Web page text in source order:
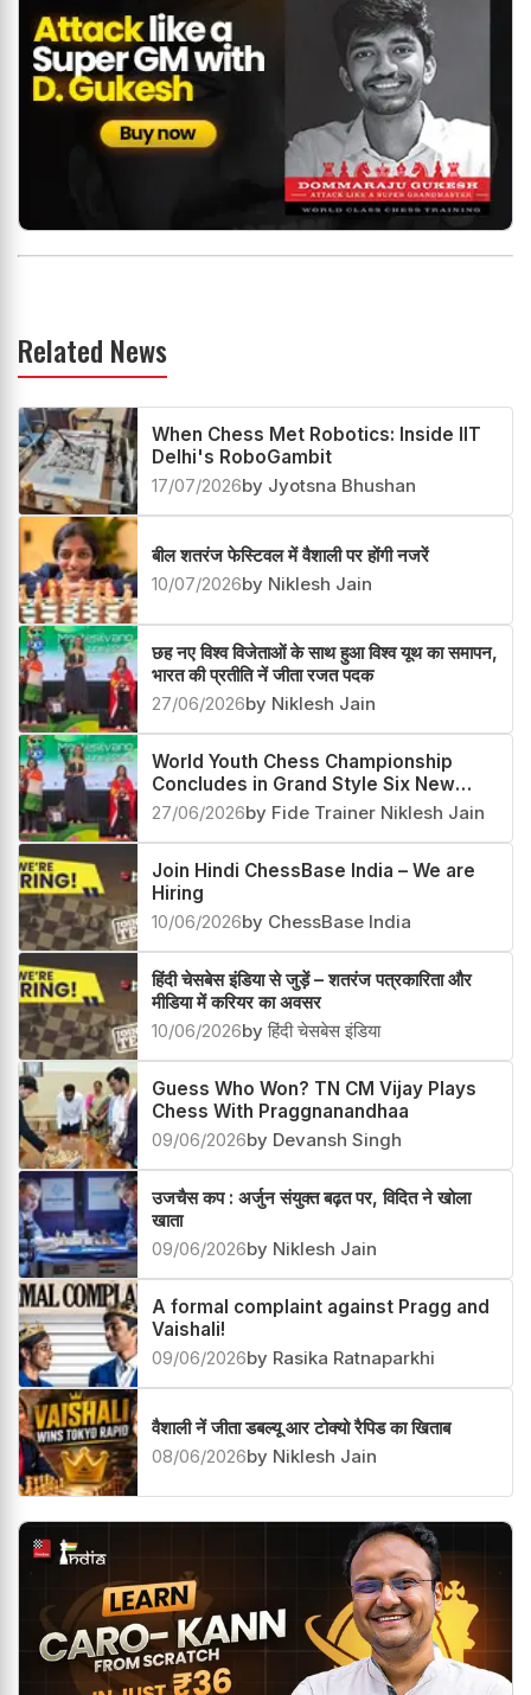
Related News
When Chess Met Robotics: Inside IIT
Delhi's RoboGambit
17/07/2026by Jyotsna Bhushan
बील शतरंज फेस्टिवल में वैशाली पर होंगी नजरें
10/07/2026by Niklesh Jain
छह नए विश्व विजेताओं के साथ हुआ विश्व यूथ का समापन,
भारत की प्रतीति नें जीता रजत पदक
27/06/2026by Niklesh Jain
World Youth Chess Championship
Concludes in Grand Style Six New
Champions Crowned
27/06/2026by Fide Trainer Niklesh Jain
Join Hindi ChessBase India – We are
Hiring
10/06/2026by ChessBase India
हिंदी चेसबेस इंडिया से जुड़ें – शतरंज पत्रकारिता और
मीडिया में करियर का अवसर
10/06/2026by हिंदी चेसबेस इंडिया
Guess Who Won? TN CM Vijay Plays
Chess With Praggnanandhaa
09/06/2026by Devansh Singh
उजचैस कप : अर्जुन संयुक्त बढ़त पर, विदित ने खोला
खाता
09/06/2026by Niklesh Jain
A formal complaint against Pragg and
Vaishali!
09/06/2026by Rasika Ratnaparkhi
वैशाली नें जीता डबल्यू आर टोक्यो रैपिड का खिताब
08/06/2026by Niklesh Jain